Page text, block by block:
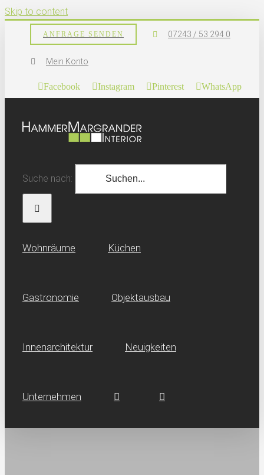
Skip to content
ANFRAGE SENDEN 07243 / 53 294 0
Mein Konto
Facebook Instagram Pinterest WhatsApp
Suche nach:
Wohn­räume Küchen
Gastronomie Objektausbau
Innen­architektur Neuig­keiten
Unternehmen